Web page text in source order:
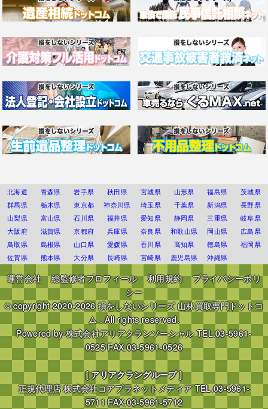
北海道 青森県 岩手県 秋田県 宮城県 山形県 福島県
茨城県
群馬県
栃木県 東京都 神奈川県 埼玉県 千葉県 新潟県
長野県
山梨県
富山県 石川県 福井県 愛知県 静岡県 三重県
岐阜県
大阪府
滋賀県 京都府 兵庫県 奈良県 和歌山県 岡山県
広島県
鳥取県
島根県 山口県 愛媛県 香川県 高知県 徳島県
福岡県
佐賀県
熊本県 大分県 長崎県 宮崎県 鹿児島県 沖縄県
運営会社 総監修者プロフィール 利用規約
プライバシーポリ
シー
© copyright 2020-2026損をしないシリーズ 山林買取専門ドットコ
ム. All rights reserved.
Powered by株式会社アリアクランソーシャルTEL.03-5961-
0525 FAX.03-5961-0526
[アリアクラングループ]
正規代理店株式会社コアプラネットメディアTEL.03-5961-
5711 FAX.03-5961-5712